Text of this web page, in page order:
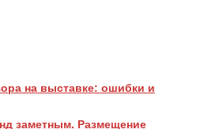
на выставке: ошибки и
заметным. Размещение